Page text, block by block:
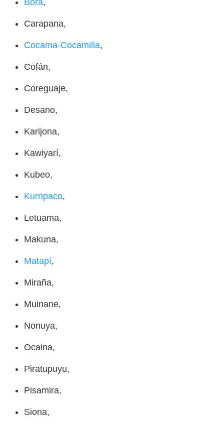
Carapana,
Cocama-Cocamilla,
Cofán,
Coreguaje,
Desano,
Karijona,
Kawiyarí,
Kubeo,
Kurripaco,
Letuama,
Makuna,
Matapí,
Miraña,
Muinane,
Nonuya,
Ocaina,
Piratupuyu,
Pisamira,
Siona,